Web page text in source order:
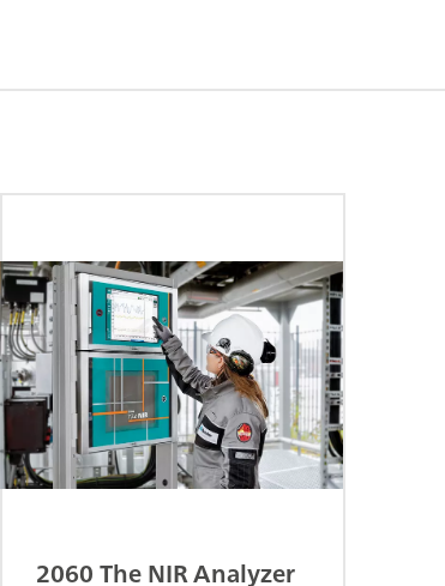
2060 The NIR Analyzer